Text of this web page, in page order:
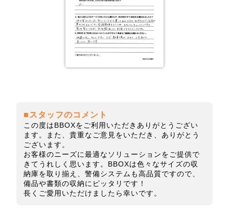
■スタッフのコメント
この度はBBOXをご利用いただきありがとうござい
ます。また、貴重なご意見をいただき、ありがとう
ございます。
お客様のニーズに最適なソリューションをご提供で
きてうれしく思います。BBOXは色々なサイズの収
納庫を取り揃え、警備システムも高品質ですので、
備品や書類の収納にピッタリです！
長くご愛用いただけましたら幸いです。